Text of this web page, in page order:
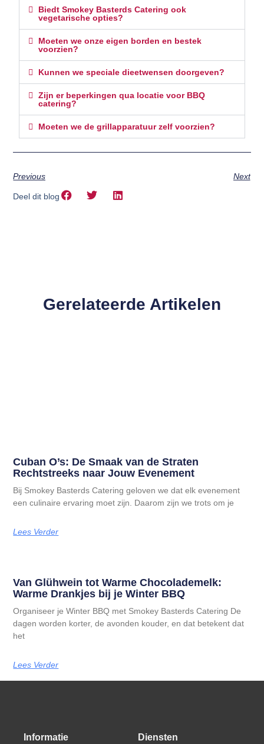
Biedt Smokey Basterds Catering ook
vegetarische opties?
Moeten we onze eigen borden en bestek
voorzien?
Kunnen we speciale dieetwensen doorgeven?
Zijn er beperkingen qua locatie voor BBQ
catering?
Moeten we de grillapparatuur zelf voorzien?
Previous Next
Deel dit blog
Gerelateerde Artikelen
Cuban O’s: De Smaak van de Straten
Rechtstreeks naar Jouw Evenement
Bij Smokey Basterds Catering geloven we dat elk evenement
een culinaire ervaring moet zijn. Daarom zijn we trots om je
Lees Verder
Van Glühwein tot Warme Chocolademelk:
Warme Drankjes bij je Winter BBQ
Organiseer je Winter BBQ met Smokey Basterds Catering De
dagen worden korter, de avonden kouder, en dat betekent dat
het
Lees Verder
Informatie Diensten